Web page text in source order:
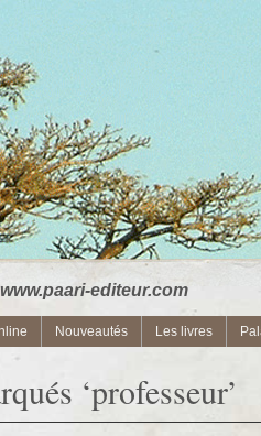
editeur.com
Nouveautés Les livres
‘professeur’